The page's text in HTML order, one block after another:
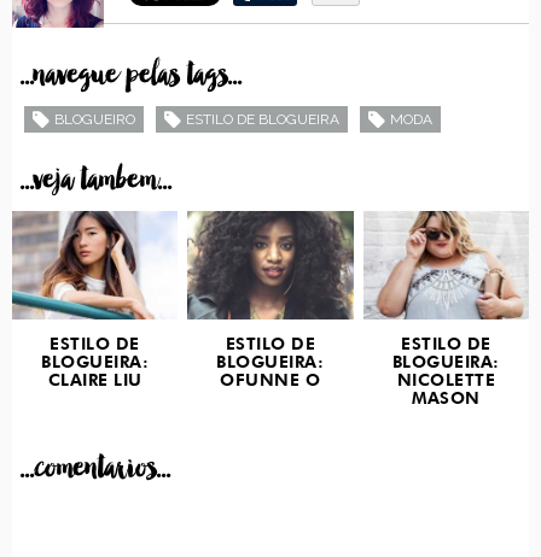
...navegue pelas tags...
BLOGUEIRO ESTILO DE BLOGUEIRA MODA
...veja tambem...
ESTILO DE
BLOGUEIRA:
CLAIRE LIU
ESTILO DE
BLOGUEIRA:
OFUNNE O
ESTILO DE
BLOGUEIRA:
NICOLETTE
MASON
...comentarios...